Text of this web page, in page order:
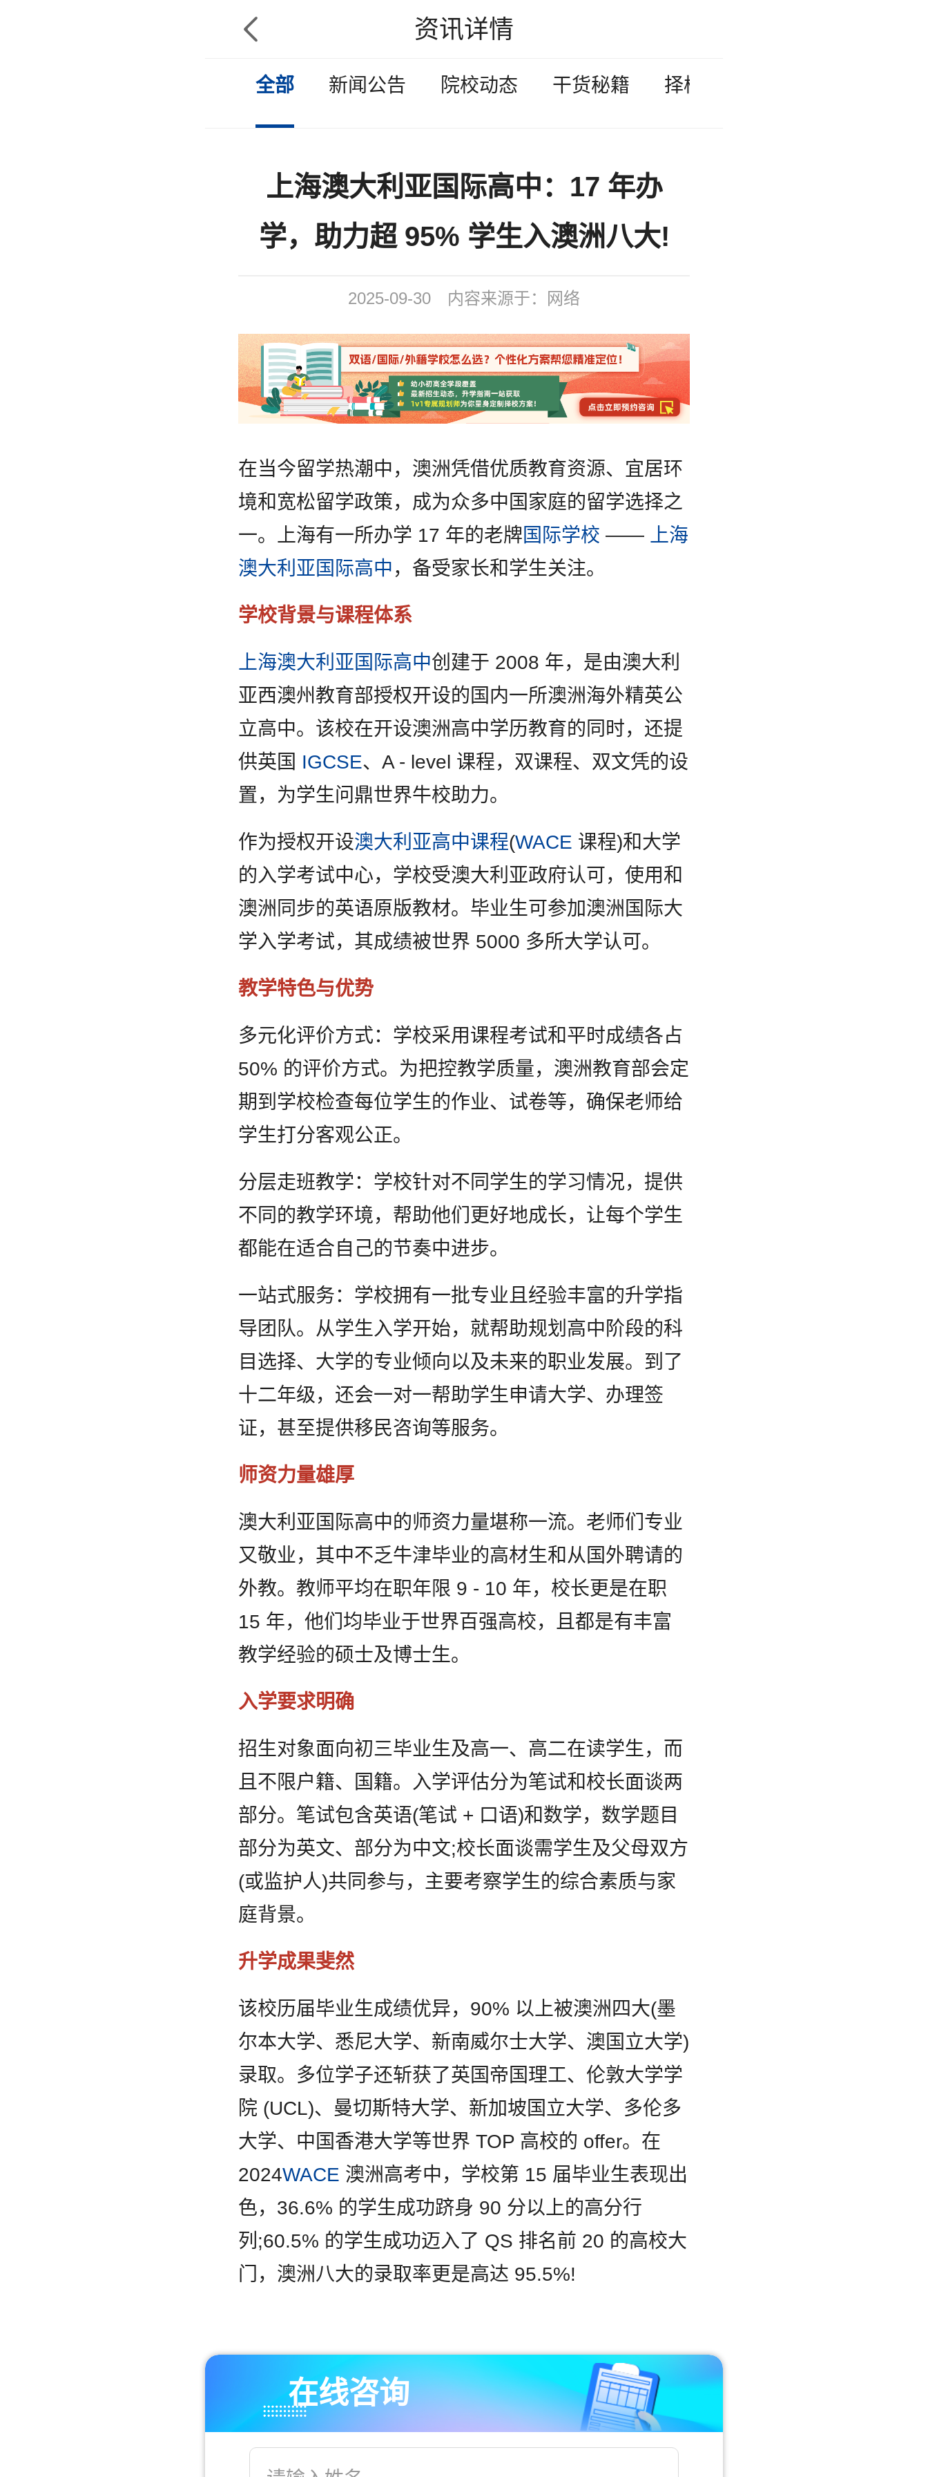
 资讯详情
全部 新闻公告 院校动态 干货秘籍 择校故事
上海澳大利亚国际高中：17 年办
学，助力超 95% 学生入澳洲八大!
2025-09-30 内容来源于：网络
在当今留学热潮中，澳洲凭借优质教育资源、宜居环
境和宽松留学政策，成为众多中国家庭的留学选择之
一。上海有一所办学 17 年的老牌 国际学校 ——
上海
澳大利亚国际高中，备受家长和学生关注。
学校背景与课程体系
上海澳大利亚国际高中创建于 2008 年，是由澳大利
亚西澳州教育部授权开设的国内一所澳洲海外精英公
立高中。该校在开设澳洲高中学历教育的同时，还提
供英国 IGCSE、A - level 课程，双课程、双文凭的设
置，为学生问鼎世界牛校助力。
作为授权开设澳大利亚高中课程(WACE 课程)和大学
的入学考试中心，学校受澳大利亚政府认可，使用和
澳洲同步的英语原版教材。毕业生可参加澳洲国际大
学入学考试，其成绩被世界 5000 多所大学认可。
教学特色与优势
多元化评价方式：学校采用课程考试和平时成绩各占
50% 的评价方式。为把控教学质量，澳洲教育部会定
期到学校检查每位学生的作业、试卷等，确保老师给
学生打分客观公正。
分层走班教学：学校针对不同学生的学习情况，提供
不同的教学环境，帮助他们更好地成长，让每个学生
都能在适合自己的节奏中进步。
一站式服务：学校拥有一批专业且经验丰富的升学指
导团队。从学生入学开始，就帮助规划高中阶段的科
目选择、大学的专业倾向以及未来的职业发展。到了
十二年级，还会一对一帮助学生申请大学、办理签
证，甚至提供移民咨询等服务。
师资力量雄厚
澳大利亚国际高中的师资力量堪称一流。老师们专业
又敬业，其中不乏牛津毕业的高材生和从国外聘请的
外教。教师平均在职年限 9 - 10 年，校长更是在职
15 年，他们均毕业于世界百强高校，且都是有丰富
教学经验的硕士及博士生。
入学要求明确
招生对象面向初三毕业生及高一、高二在读学生，而
且不限户籍、国籍。入学评估分为笔试和校长面谈两
部分。笔试包含英语(笔试 + 口语)和数学，数学题目
部分为英文、部分为中文;校长面谈需学生及父母双方
(或监护人)共同参与，主要考察学生的综合素质与家
庭背景。
升学成果斐然
该校历届毕业生成绩优异，90% 以上被澳洲四大(墨
尔本大学、悉尼大学、新南威尔士大学、澳国立大学)
录取。多位学子还斩获了英国帝国理工、伦敦大学学
院 (UCL)、曼切斯特大学、新加坡国立大学、多伦多
大学、中国香港大学等世界 TOP 高校的 offer。在
2024WACE 澳洲高考中，学校第 15 届毕业生表现出
色，36.6% 的学生成功跻身 90 分以上的高分行
列;60.5% 的学生成功迈入了 QS 排名前 20 的高校大
门，澳洲八大的录取率更是高达 95.5%!
在线咨询
已阅读并同意
背提、移民、研学服务，我们将收集您的上述信
息。若您同意且理解，上述信息将用于本公司为您
进行后期回访，从而定制更为贴心的服务。关于您
的个人信息处理规则详见
《用户隐私政策》